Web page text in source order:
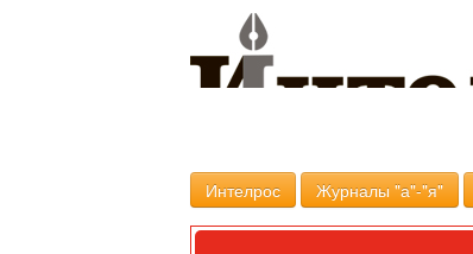
Интелрос Журналы "а"-"я"